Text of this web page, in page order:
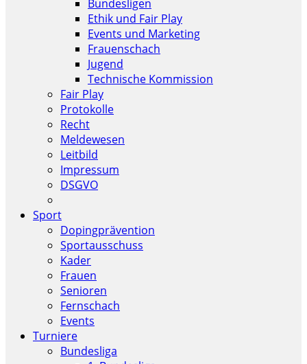
Bundesligen
Ethik und Fair Play
Events und Marketing
Frauenschach
Jugend
Technische Kommission
Fair Play
Protokolle
Recht
Meldewesen
Leitbild
Impressum
DSGVO
Sport
Dopingprävention
Sportausschuss
Kader
Frauen
Senioren
Fernschach
Events
Turniere
Bundesliga